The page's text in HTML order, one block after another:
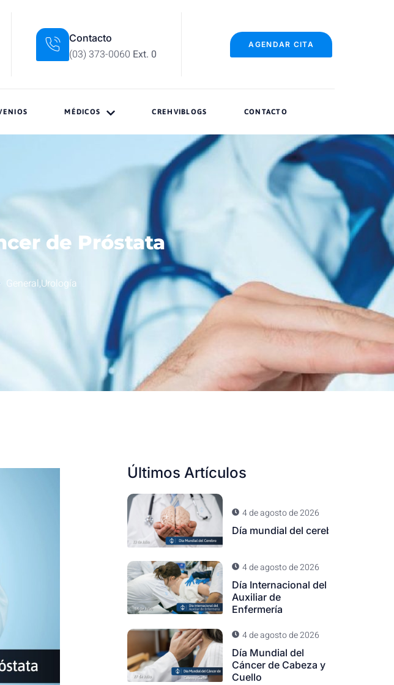
Contacto
(03) 373-0060 Ext. 0
AGENDAR CITA
MÉDICOS CREHVIBLOGS CONTACTO
de Próstata
General,Urología
Últimos Artículos
4 de agosto de 2026
Día mundial del cerebro
4 de agosto de 2026
Día Internacional del
Auxiliar de
Enfermería
4 de agosto de 2026
Día Mundial del
Cáncer de Cabeza y
Cuello